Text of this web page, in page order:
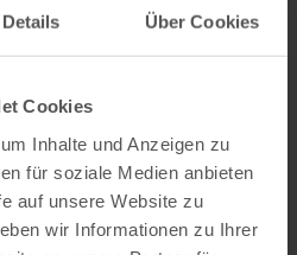
Details Über Cookies
Cookies
Inhalte und Anzeigen zu
für soziale Medien anbieten
auf unsere Website zu
wir Informationen zu Ihrer